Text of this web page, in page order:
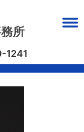
所
1241